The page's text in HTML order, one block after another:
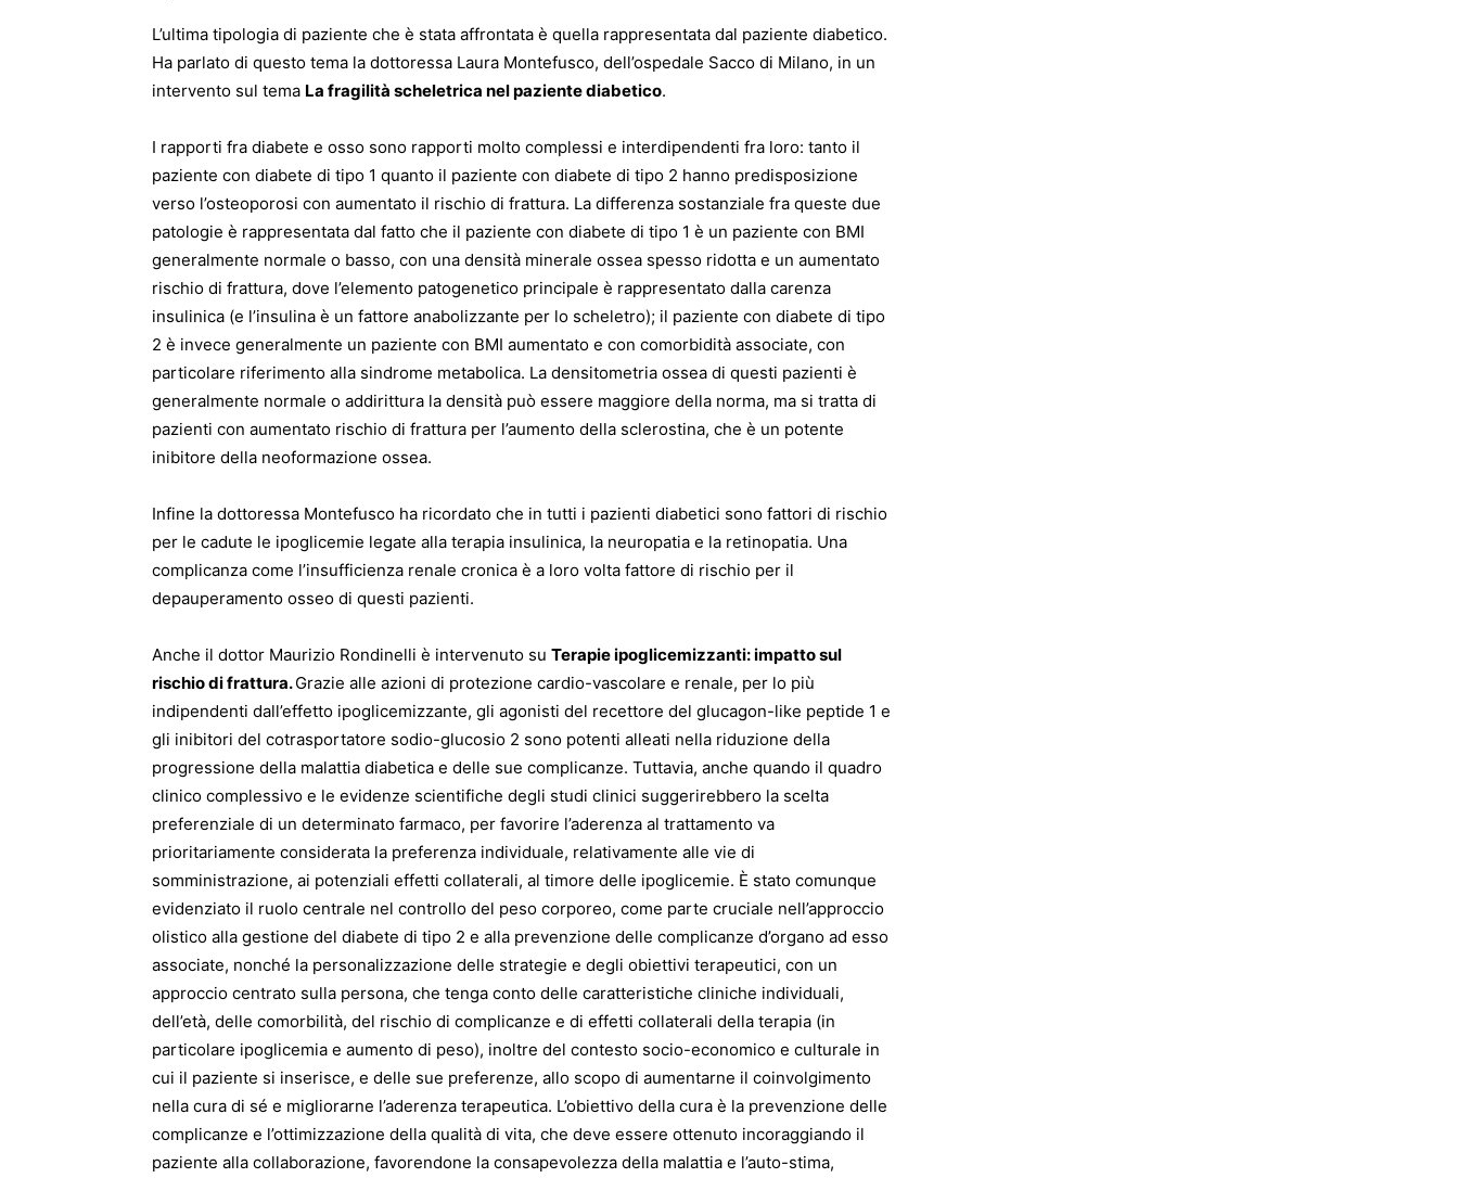
L’ultima tipologia di paziente che è stata affrontata è quella rappresentata dal paziente diabetico.
Ha parlato di questo tema la dottoressa Laura Montefusco, dell’ospedale Sacco di Milano, in un
intervento sul tema La fragilità scheletrica nel paziente diabetico.
I rapporti fra diabete e osso sono rapporti molto complessi e interdipendenti fra loro: tanto il
paziente con diabete di tipo 1 quanto il paziente con diabete di tipo 2 hanno predisposizione
verso l’osteoporosi con aumentato il rischio di frattura. La differenza sostanziale fra queste due
patologie è rappresentata dal fatto che il paziente con diabete di tipo 1 è un paziente con BMI
generalmente normale o basso, con una densità minerale ossea spesso ridotta e un aumentato
rischio di frattura, dove l’elemento patogenetico principale è rappresentato dalla carenza
insulinica (e l’insulina è un fattore anabolizzante per lo scheletro); il paziente con diabete di tipo
2 è invece generalmente un paziente con BMI aumentato e con comorbidità associate, con
particolare riferimento alla sindrome metabolica. La densitometria ossea di questi pazienti è
generalmente normale o addirittura la densità può essere maggiore della norma, ma si tratta di
pazienti con aumentato rischio di frattura per l’aumento della sclerostina, che è un potente
inibitore della neoformazione ossea.
Infine la dottoressa Montefusco ha ricordato che in tutti i pazienti diabetici sono fattori di rischio
per le cadute le ipoglicemie legate alla terapia insulinica, la neuropatia e la retinopatia. Una
complicanza come l’insufficienza renale cronica è a loro volta fattore di rischio per il
depauperamento osseo di questi pazienti.
Anche il dottor Maurizio Rondinelli è intervenuto su Terapie ipoglicemizzanti: impatto sul
rischio di frattura.Grazie alle azioni di protezione cardio-vascolare e renale, per lo più
indipendenti dall’effetto ipoglicemizzante, gli agonisti del recettore del glucagon-like peptide 1 e
gli inibitori del cotrasportatore sodio-glucosio 2 sono potenti alleati nella riduzione della
progressione della malattia diabetica e delle sue complicanze. Tuttavia, anche quando il quadro
clinico complessivo e le evidenze scientifiche degli studi clinici suggerirebbero la scelta
preferenziale di un determinato farmaco, per favorire l’aderenza al trattamento va
prioritariamente considerata la preferenza individuale, relativamente alle vie di
somministrazione, ai potenziali effetti collaterali, al timore delle ipoglicemie. È stato comunque
evidenziato il ruolo centrale nel controllo del peso corporeo, come parte cruciale nell’approccio
olistico alla gestione del diabete di tipo 2 e alla prevenzione delle complicanze d’organo ad esso
associate, nonché la personalizzazione delle strategie e degli obiettivi terapeutici, con un
approccio centrato sulla persona, che tenga conto delle caratteristiche cliniche individuali,
dell’età, delle comorbilità, del rischio di complicanze e di effetti collaterali della terapia (in
particolare ipoglicemia e aumento di peso), inoltre del contesto socio-economico e culturale in
cui il paziente si inserisce, e delle sue preferenze, allo scopo di aumentarne il coinvolgimento
nella cura di sé e migliorarne l’aderenza terapeutica. L’obiettivo della cura è la prevenzione delle
complicanze e l’ottimizzazione della qualità di vita, che deve essere ottenuto incoraggiando il
paziente alla collaborazione, favorendone la consapevolezza della malattia e l’auto-stima,